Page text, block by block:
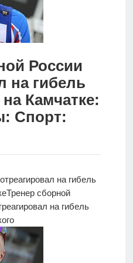
России
на гибель
Камчатке:
Спорт:
на гибель
Тренер сборной
на гибель